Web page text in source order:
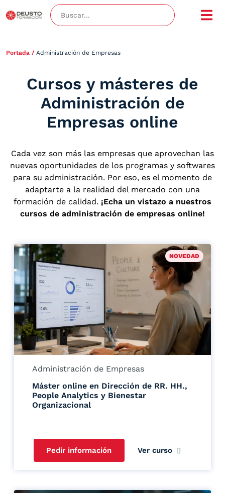
Portada / Administración de Empresas
Cursos y másteres de
Administración de
Empresas online
Cada vez son más las empresas que aprovechan las
nuevas oportunidades de los programas y softwares
para su administración. Por eso, es el momento de
adaptarte a la realidad del mercado con una
formación de calidad. ¡Echa un vistazo a nuestros
cursos de administración de empresas online!
NOVEDAD
Administración de Empresas
Máster online en Dirección de RR. HH.,
People Analytics y Bienestar
Organizacional
Pedir información Ver curso